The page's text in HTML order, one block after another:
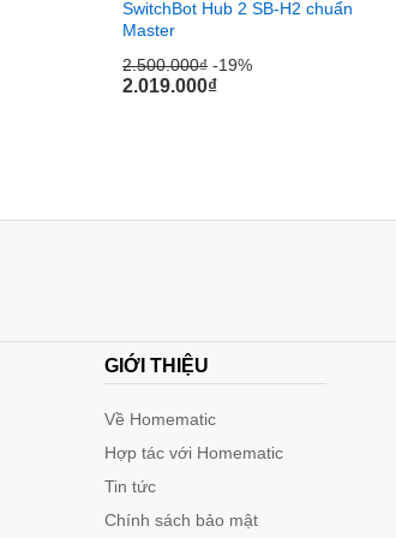
SwitchBot Hub 2 SB-H2 chuẩn
Master
2.500.000₫ -19%
2.019.000₫
GIỚI THIỆU
Về Homematic
Hợp tác với Homematic
Tin tức
Chính sách bảo mật